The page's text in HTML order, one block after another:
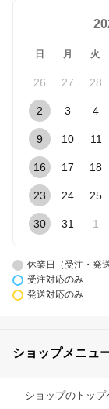
日 月 火
26 27 28
2 3 4
9 10 11
16 17 18
23 24 25
30 31 1
休業日（受注・発
受注対応のみ
発送対応のみ
ショップメニュ
ショップのトップ